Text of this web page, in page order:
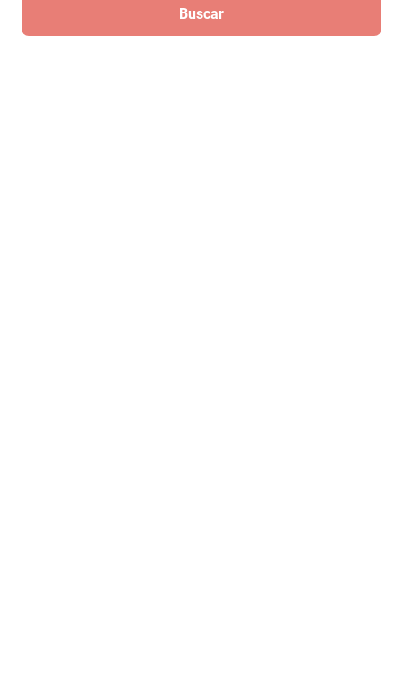
Buscar
Maza delantera bici 32hx14g 135mm